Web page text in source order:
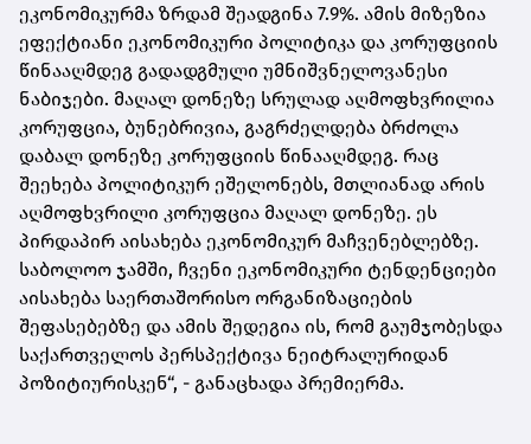
ეკონომიკურმა ზრდამ შეადგინა 7.9%. ამის მიზეზია
ეფექტიანი ეკონომიკური პოლიტიკა და კორუფციის
წინააღმდეგ გადადგმული უმნიშვნელოვანესი
ნაბიჯები. მაღალ დონეზე სრულად აღმოფხვრილია
კორუფცია, ბუნებრივია, გაგრძელდება ბრძოლა
დაბალ დონეზე კორუფციის წინააღმდეგ. რაც
შეეხება პოლიტიკურ ეშელონებს, მთლიანად არის
აღმოფხვრილი კორუფცია მაღალ დონეზე. ეს
პირდაპირ აისახება ეკონომიკურ მაჩვენებლებზე.
საბოლოო ჯამში, ჩვენი ეკონომიკური ტენდენციები
აისახება საერთაშორისო ორგანიზაციების
შეფასებებზე და ამის შედეგია ის, რომ გაუმჯობესდა
საქართველოს პერსპექტივა ნეიტრალურიდან
პოზიტიურისკენ“, - განაცხადა პრემიერმა.